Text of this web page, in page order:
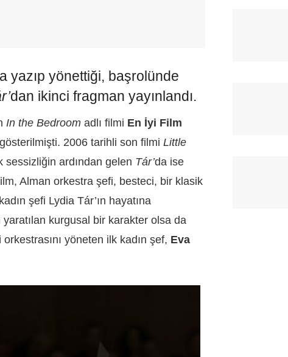
yazıp yönettiği, başrolünde
dan ikinci fragman yayınlandı.
In the Bedroom adlı filmi En İyi Film
2006 tarihli son filmi Little
sessizliğin ardından gelen Tár’da ise
Alman orkestra şefi, besteci, bir klasik
şefi Lydia Tár’ın hayatına
yaratılan kurgusal bir karakter olsa da
yöneten ilk kadın şef, Eva